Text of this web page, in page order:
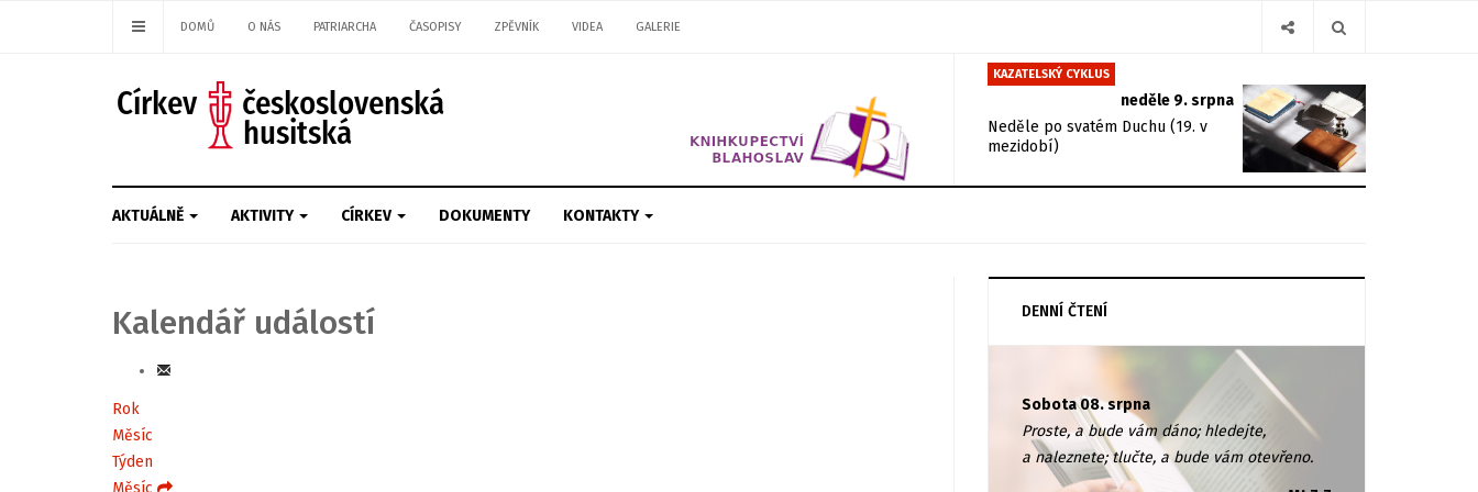
DOMŮ O NÁS PATRIARCHA ČASOPISY ZPĚVNÍK VIDEA GALERIE
KAZATELSKÝ CYKLUS
neděle 9. srpna
Neděle po svatém Duchu (19. v
mezidobí)
AKTUÁLNĚ AKTIVITY CÍRKEV DOKUMENTY KONTAKTY
Kalendář událostí
Rok
Měsíc
Týden
Měsíc
DENNÍ ČTENÍ
Sobota 08. srpna
Proste, a bude vám dáno; hledejte,
a naleznete; tlučte, a bude vám otevřeno.